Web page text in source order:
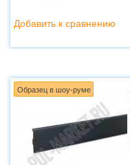
Добавить к сравнению
Образец в шоу-руме